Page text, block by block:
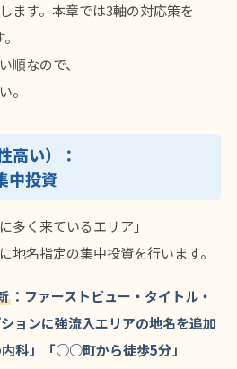
ます。本章では3軸の対応策を
順なので、
。
高い）：
中投資
多く来ているエリア」
地名指定の集中投資を行います。
：ファーストビュー・タイトル・
ョンに強流入エリアの地名を追加
科」「○○町から徒歩5分」